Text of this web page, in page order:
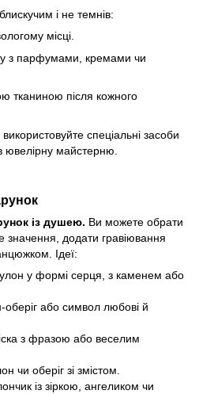
і не темнів:
місці.
з парфумами, кремами чи
тканиною після кожного
спеціальні засоби
ювелірну майстерню.
із душею. Ви можете обрати
значення, додати гравіювання
Ідеї:
у формі серця, з каменем або
або символ любові й
з фразою або веселим
чи оберіг зі змістом.
із зіркою, ангеликом чи